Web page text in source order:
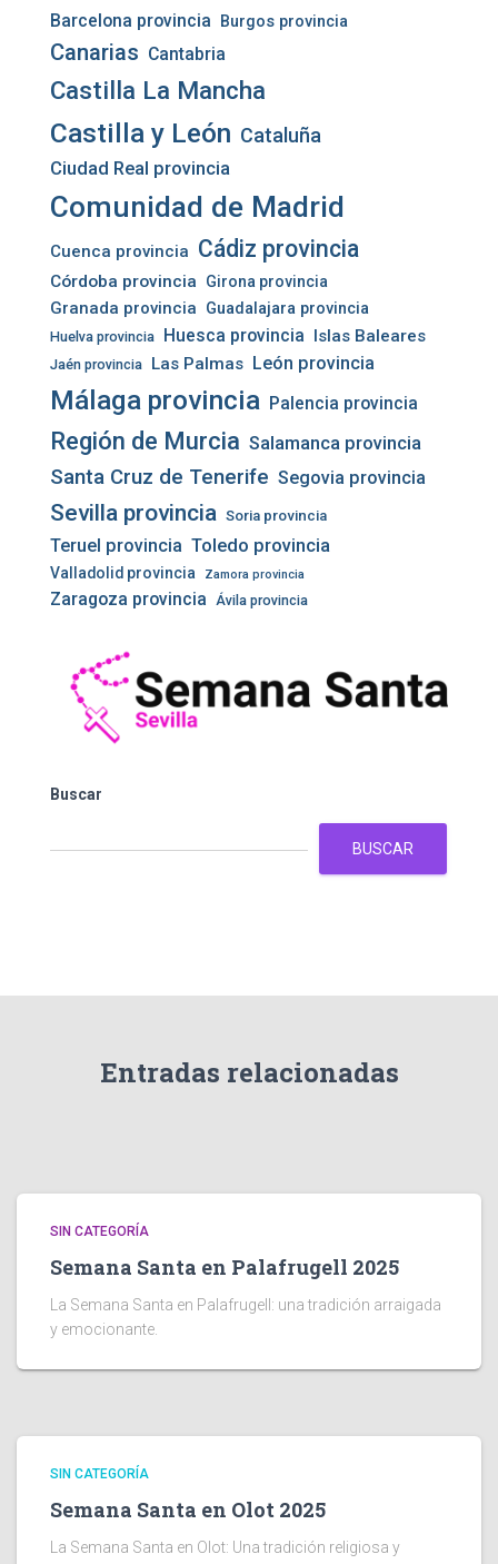
Barcelona provincia Burgos provincia
Canarias Cantabria
Castilla La Mancha
Castilla y León Cataluña
Ciudad Real provincia
Comunidad de Madrid
Cuenca provincia Cádiz provincia
Córdoba provincia Girona provincia
Granada provincia Guadalajara provincia
Huelva provincia Huesca provincia Islas Baleares
Jaén provincia Las Palmas León provincia
Málaga provincia Palencia provincia
Región de Murcia Salamanca provincia
Santa Cruz de Tenerife Segovia provincia
Sevilla provincia Soria provincia
Teruel provincia Toledo provincia
Valladolid provincia Zamora provincia
Zaragoza provincia Ávila provincia
Buscar
BUSCAR
Entradas relacionadas
SIN CATEGORÍA
Semana Santa en Palafrugell 2025
La Semana Santa en Palafrugell: una tradición arraigada
y emocionante.
SIN CATEGORÍA
Semana Santa en Olot 2025
La Semana Santa en Olot: Una tradición religiosa y